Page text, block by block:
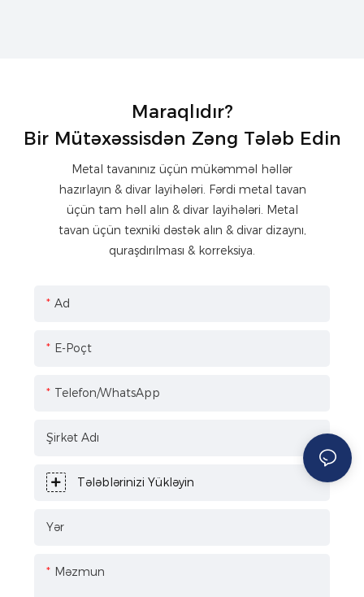
Maraqlıdır?
Bir Mütəxəssisdən Zəng Tələb Edin
Metal tavanınız üçün mükəmməl həllər
hazırlayın & divar layihələri. Fərdi metal tavan
üçün tam həll alın & divar layihələri. Metal
tavan üçün texniki dəstək alın & divar dizaynı,
quraşdırılması & korreksiya.
Ad
E-Poçt
Telefon/WhatsApp
Şirkət Adı
Tələblərinizi Yükləyin
Yər
Məzmun